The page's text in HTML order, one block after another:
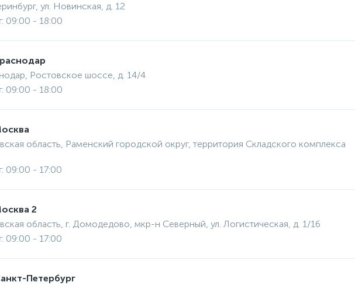
ул. Новинская, д. 12
09:00 - 18:00
Ростовское шоссе, д. 14/4
09:00 - 18:00
область, Раменский городской округ, территория Складского комплекса
09:00 - 17:00
2
область, г. Домодедово, мкр-н Северный, ул. Логистическая, д. 1/16
09:00 - 17:00
Петербург